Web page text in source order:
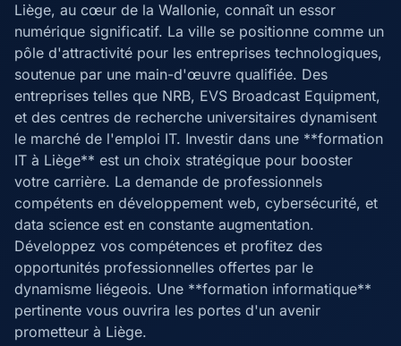
Liège, au cœur de la Wallonie, connaît un essor
numérique significatif. La ville se positionne comme un
pôle d'attractivité pour les entreprises technologiques,
soutenue par une main-d'œuvre qualifiée. Des
entreprises telles que NRB, EVS Broadcast Equipment,
et des centres de recherche universitaires dynamisent
le marché de l'emploi IT. Investir dans une **formation
IT à Liège** est un choix stratégique pour booster
votre carrière. La demande de professionnels
compétents en développement web, cybersécurité, et
data science est en constante augmentation.
Développez vos compétences et profitez des
opportunités professionnelles offertes par le
dynamisme liégeois. Une **formation informatique**
pertinente vous ouvrira les portes d'un avenir
prometteur à Liège.